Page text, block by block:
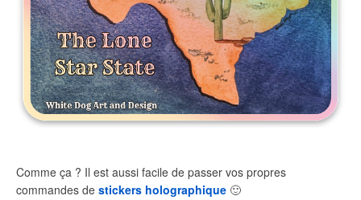
Comme ça ? Il est aussi facile de passer vos propres
commandes de stickers holographique 🙂